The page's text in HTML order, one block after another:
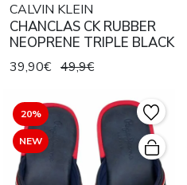
CALVIN KLEIN
CHANCLAS CK RUBBER
NEOPRENE TRIPLE BLACK
39,90€ 49,9€
20%
NEW